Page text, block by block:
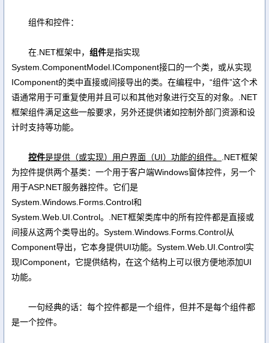
组件和控件：
在.NET框架中， 组件是指实现
System.ComponentModel.IComponent接口的一个类，或从实现
IComponent的类中直接或间接导出的类。在编程中，“组件”这个术
语通常用于可重复使用并且可以和其他对象进行交互的对象。.NET
框架组件满足这些一般要求，另外还提供诸如控制外部门资源和设
计时支持等功能。
控件是提供（或实现）用户界面（UI）功能的组件。 .NET框架
为控件提供两个基类：一个用于客户端Windows窗体控件，另一个
用于ASP.NET服务器控件。它们是
System.Windows.Forms.Control和
System.Web.UI.Control。.NET框架类库中的所有控件都是直接或
间接从这两个类导出的。System.Windows.Forms.Control从
Component导出，它本身提供UI功能。System.Web.UI.Control实
现IComponent，它提供结构，在这个结构上可以很方便地添加UI
功能。
一句经典的话：每个控件都是一个组件，但并不是每个组件都
是一个控件。